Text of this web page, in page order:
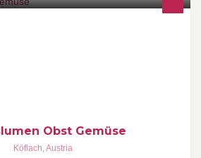
Obst Gemüse
Köflach,Austria